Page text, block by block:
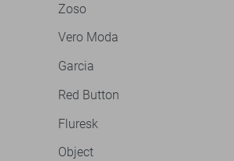
Zoso
Vero Moda
Garcia
Red Button
Fluresk
Object